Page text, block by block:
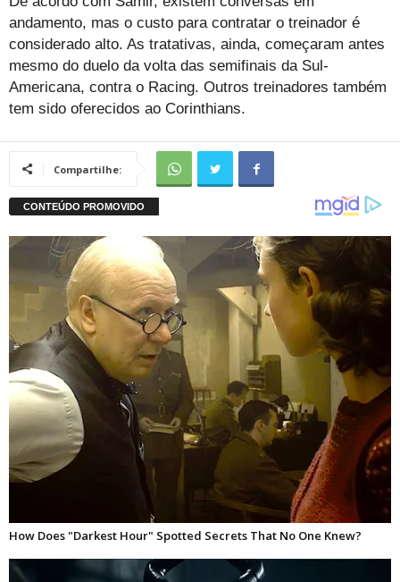
andamento, mas o custo para contratar o treinador é
considerado alto. As tratativas, ainda, começaram antes
mesmo do duelo da volta das semifinais da Sul-
Americana, contra o Racing. Outros treinadores também
tem sido oferecidos ao Corinthians.
Compartilhe: